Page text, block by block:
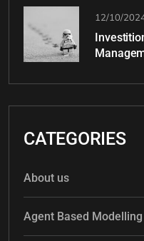
12/10/
CATEGORIES
About us
Agent Based Modelling